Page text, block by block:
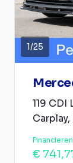
1/25
119 CDI
Carplay,
€